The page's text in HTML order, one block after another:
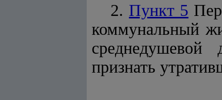
2. Пункт 5
коммунальный
признать